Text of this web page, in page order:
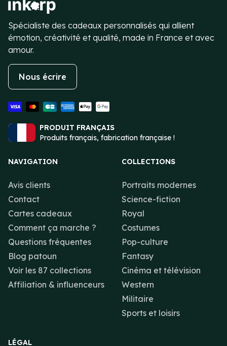
Spécialiste des cadeaux personnalisés qui allient
émotion, créativité et qualité, made in France et avec
amour.
Nous écrire
PRODUIT FRANÇAIS
Produits français, fabrication française !
NAVIGATION
Avis clients
Contact
Cartes cadeaux
Comment ça marche ?
Questions fréquentes
Blog patoun
Voir les 87 collections
Affiliation & influenceurs
COLLECTIONS
Portraits modernes
Science-fiction
Royal
Costumes
Pop-culture
Fantasy
Cinéma et télévision
Western
Militaire
Sports et loisirs
LÉGAL